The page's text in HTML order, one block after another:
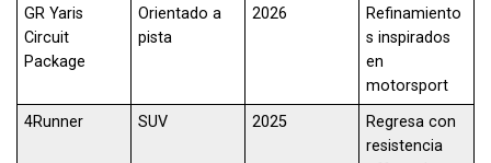
GR Yaris
Circuit
Package
Orientado a
pista
2026
Refinamiento
s inspirados
en
motorsport
4Runner
SUV 2025
Regresa con
resistencia